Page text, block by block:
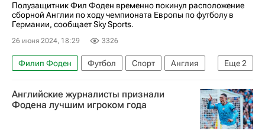
Полузащитник Фил Фоден временно покинул расположение
сборной Англии по ходу чемпионата Европы по футболу в
Германии, сообщает Sky Sports.
26 июня 2024, 18:29 3326
Еще2
Филип Фоден Футбол Спорт
Англия
Манчестер Сити
Евро-2024
Английские журналисты признали
Фодена лучшим игроком года